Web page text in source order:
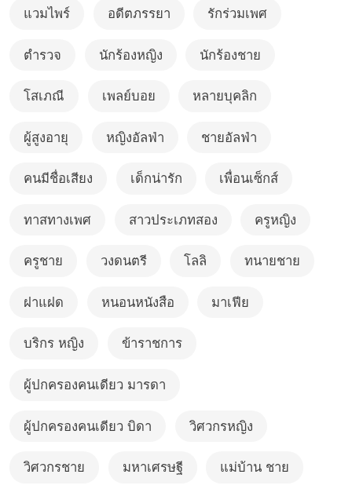
แวมไพร์ อดีตภรรยา รักร่วมเพศ
ตำรวจ นักร้องหญิง นักร้องชาย
โสเภณี เพลย์บอย หลายบุคลิก
ผู้สูงอายุ หญิงอัลฟ่า ชายอัลฟ่า
คนมีชื่อเสียง เด็กน่ารัก เพื่อนเซ็กส์
ทาสทางเพศ สาวประเภทสอง ครูหญิง
ครูชาย วงดนตรี โลลิ ทนายชาย
ฝาแฝด หนอนหนังสือ มาเฟีย
บริกร หญิง ข้าราชการ
ผู้ปกครองคนเดียว มารดา
ผู้ปกครองคนเดียว บิดา วิศวกรหญิง
วิศวกรชาย มหาเศรษฐี แม่บ้าน ชาย